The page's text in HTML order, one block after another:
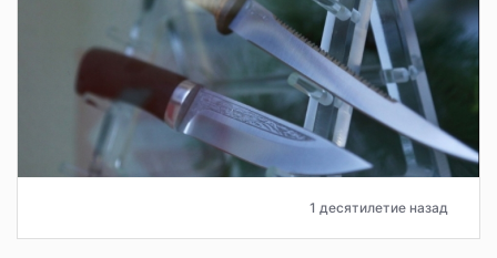
1 десятилетие назад